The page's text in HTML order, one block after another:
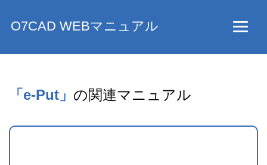
「e-Put」 の関連マニュアル
O7CAD WEBマニュアル